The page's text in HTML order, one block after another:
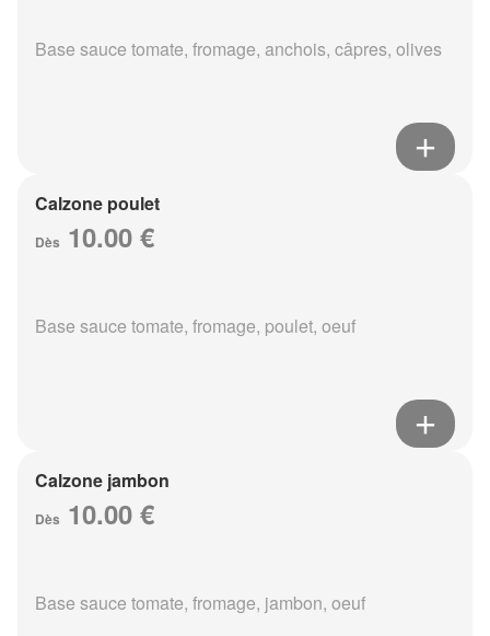
Base sauce tomate, fromage, anchois, câpres, olives
Calzone poulet
Dès 10.00 €
Base sauce tomate, fromage, poulet, oeuf
Calzone jambon
Dès 10.00 €
Base sauce tomate, fromage, jambon, oeuf